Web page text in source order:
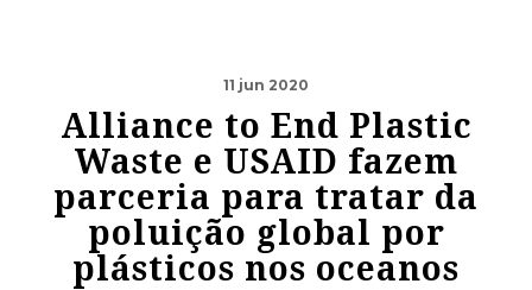
11 jun 2020
Alliance to End Plastic
Waste e USAID fazem
parceria para tratar da
poluição global por
plásticos nos oceanos